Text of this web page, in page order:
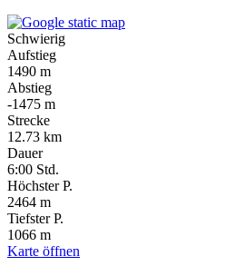
Schwierig
Aufstieg
1490 m
Abstieg
-1475 m
Strecke
12.73 km
Dauer
6:00 Std.
Höchster P.
2464 m
Tiefster P.
1066 m
Karte öffnen